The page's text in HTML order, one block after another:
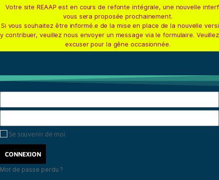
Votre site REAAP est en cours de refonte intégrale, une nouvelle
vous sera proposée prochainement.
Si vous souhaitez être informé.e de la mise en place de la nouvelle
y contribuer, veuillez nous envoyer un message via le formulaire.
excuser pour la gêne occasionnée.
Se souvenir de moi
CONNEXION
Mot de passe perdu ?